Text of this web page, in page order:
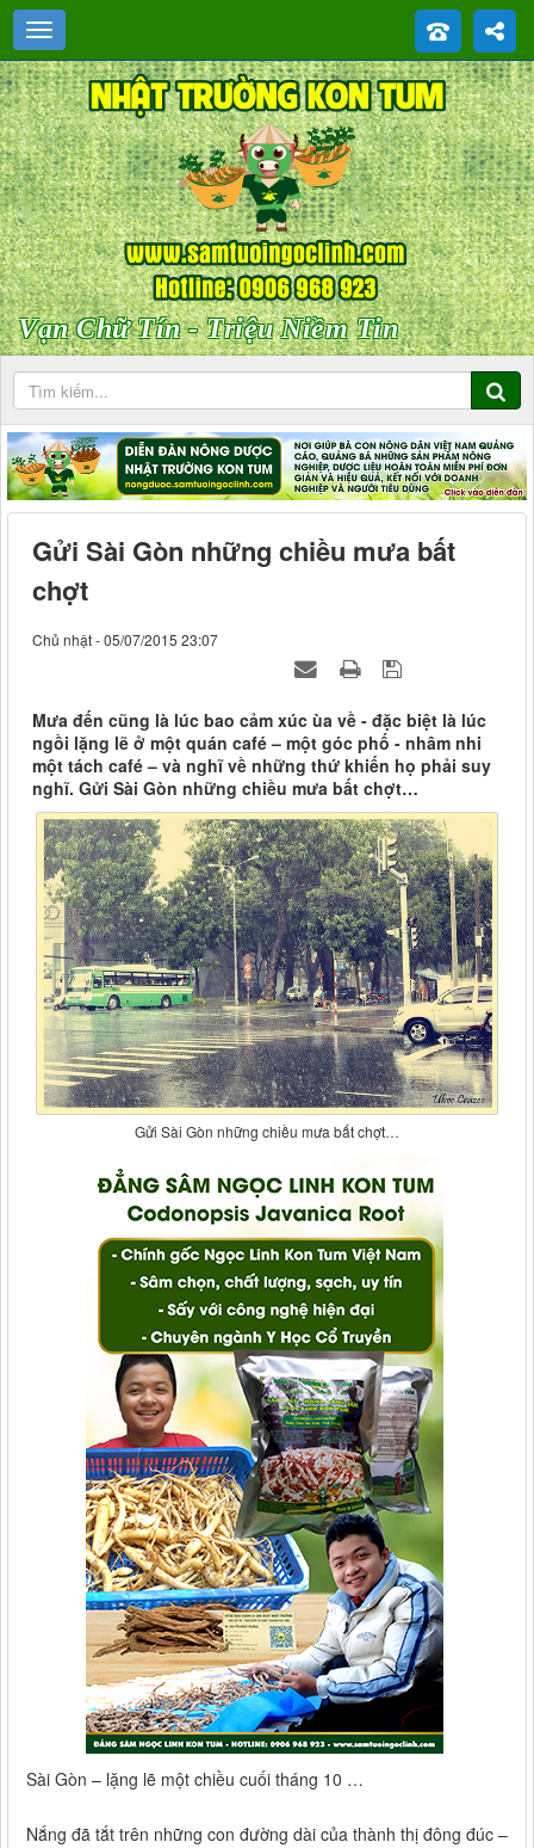
Vạn Chữ Tín - Triệu Niềm Tin
Gửi Sài Gòn những chiều mưa bất
chợt
Chủ nhật - 05/07/2015 23:07
Mưa đến cũng là lúc bao cảm xúc ùa về - đặc biệt là lúc
ngồi lặng lẽ ở một quán café – một góc phố - nhâm nhi
một tách café – và nghĩ về những thứ khiến họ phải suy
nghĩ. Gửi Sài Gòn những chiều mưa bất chợt…
Gửi Sài Gòn những chiều mưa bất chợt…
Sài Gòn – lặng lẽ một chiều cuối tháng 10 …
Nắng đã tắt trên những con đường dài của thành thị đông đúc –